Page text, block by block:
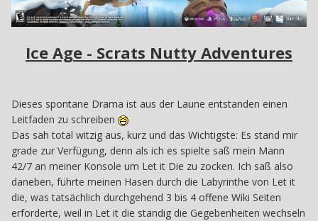
Ice Age - Scrats Nutty Adventures
Dieses spontane Drama ist aus der Laune entstanden einen
Leitfaden zu schreiben
Das sah total witzig aus, kurz und das Wichtigste: Es stand mir
grade zur Verfügung, denn als ich es spielte saß mein Mann
42/7 an meiner Konsole um Let it Die zu zocken. Ich saß also
daneben, führte meinen Hasen durch die Labyrinthe von Let it
die, was tatsächlich durchgehend 3 bis 4 offene Wiki Seiten
erforderte, weil in Let it die ständig die Gegebenheiten wechseln